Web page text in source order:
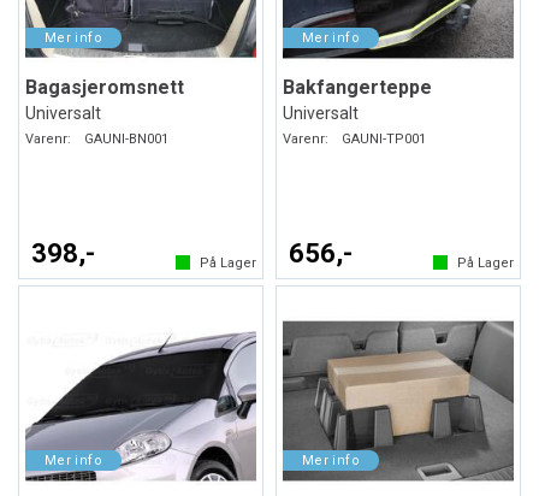
Bagasjeromsnett
Universalt
Varenr: GAUNI-BN001
398,- På Lager
Bakfangerteppe
Universalt
Varenr: GAUNI-TP001
656,- På Lager